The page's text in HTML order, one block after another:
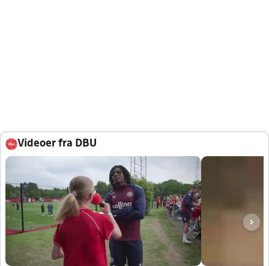
Videoer fra DBU